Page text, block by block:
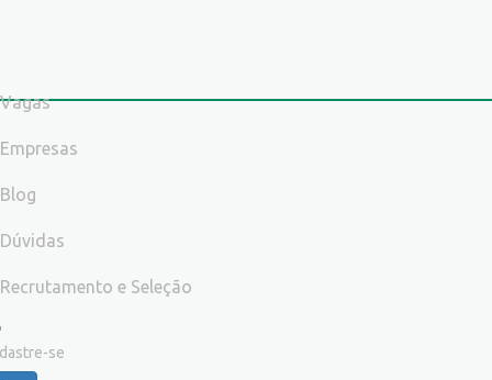
Vagas
Empresas
Blog
Dúvidas
Recrutamento e Seleção
se